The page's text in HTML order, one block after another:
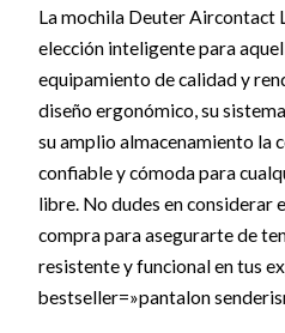
La mochila Deuter Aircontact
elección inteligente para
equipamiento de calidad y
diseño ergonómico, su
su amplio almacenamiento la
confiable y cómoda para
libre. No dudes en considerar
compra para asegurarte de
resistente y funcional en tus
bestseller=»pantalon